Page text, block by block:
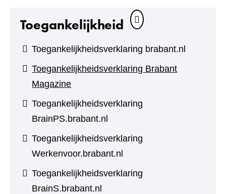
Toegankelijkheid
Toegankelijkheidsverklaring brabant.nl
Toegankelijkheidsverklaring Brabant
Magazine
Toegankelijkheidsverklaring
BrainPS.brabant.nl
Toegankelijkheidsverklaring
Werkenvoor.brabant.nl
Toegankelijkheidsverklaring
BrainS.brabant.nl